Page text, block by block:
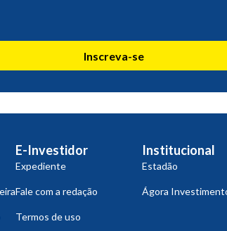
Inscreva-se
E-Investidor
Expediente
Fale com a redação
Termos de uso
Institucional
Estadão
Ágora